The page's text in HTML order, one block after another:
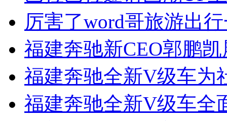
厉害了word哥旅游出
福建奔驰新CEO郭鹏
福建奔驰全新V级车为
福建奔驰全新V级车全